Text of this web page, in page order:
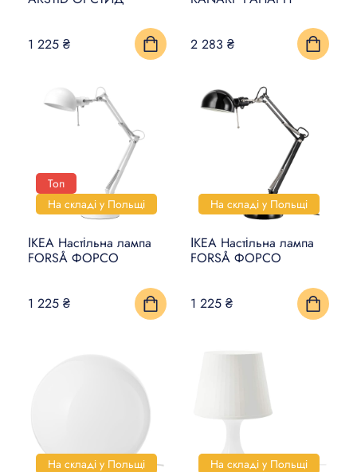
КИЛИМИ, ЦИНОВКИ ТА
ПІДЛОГИ
ПОБУТОВА ЕЛЕКТРОНІКА
ТОВАРИ ДЛЯ ТВАРИН
1 225 ₴ 2 283 ₴
Топ
На складі у Польщі
ІКЕА Настільна лампа
FORSÅ ФОРСО
1 225 ₴
На складі у Польщі
ІКЕА Настільна лампа
FORSÅ ФОРСО
1 225 ₴
На складі у Польщі На складі у Польщі